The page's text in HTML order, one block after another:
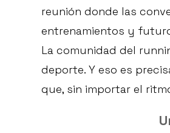
reunión donde las
entrenamientos y
La comunidad del
deporte. Y eso es
que, sin importar el